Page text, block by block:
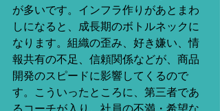
が多いです。インフラ作りがあとまわ
しになると、成長期のボトルネックに
なります。組織の歪み、好き嫌い、情
報共有の不足、信頼関係などが、商品
開発のスピードに影響してくるので
す。こういったところに、第三者であ
るコーチが入り、社員の不満・希望な